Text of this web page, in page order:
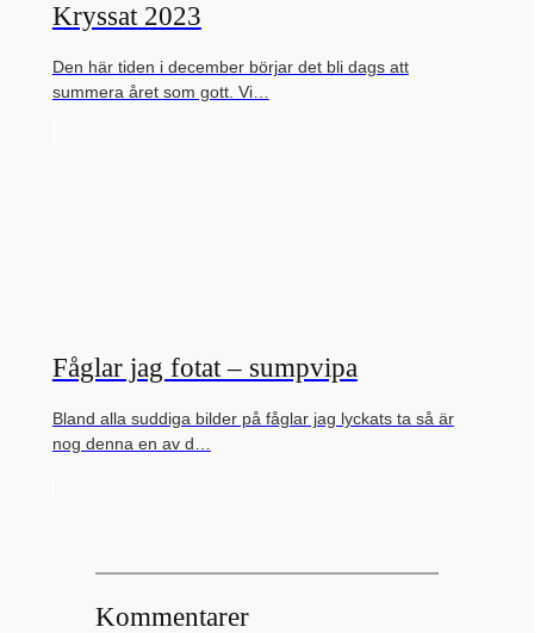
Kryssat 2023
Den här tiden i december börjar det bli dags att
summera året som gott. Vi…
Fåglar jag fotat – sumpvipa
Bland alla suddiga bilder på fåglar jag lyckats ta så är
nog denna en av d…
Kommentarer